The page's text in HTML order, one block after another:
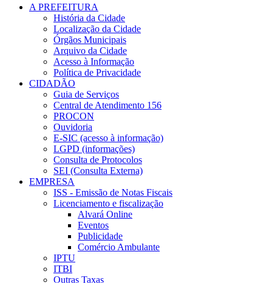
A PREFEITURA
História da Cidade
Localização da Cidade
Órgãos Municipais
Arquivo da Cidade
Acesso à Informação
Política de Privacidade
CIDADÃO
Guia de Serviços
Central de Atendimento 156
PROCON
Ouvidoria
E-SIC (acesso à informação)
LGPD (informações)
Consulta de Protocolos
SEI (Consulta Externa)
EMPRESA
ISS - Emissão de Notas Fiscais
Licenciamento e fiscalização
Alvará Online
Eventos
Publicidade
Comércio Ambulante
IPTU
ITBI
Outras Taxas